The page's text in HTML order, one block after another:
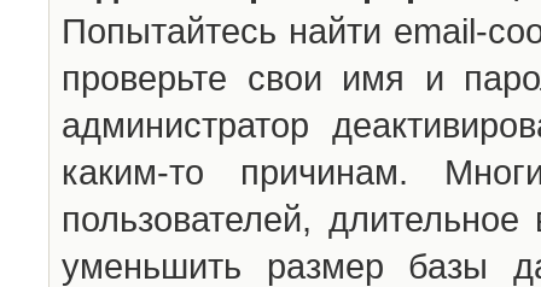
Попытайтесь найти email-
проверьте свои имя и
администратор
каким-то причинам.
пользователей,
уменьшить размер базы